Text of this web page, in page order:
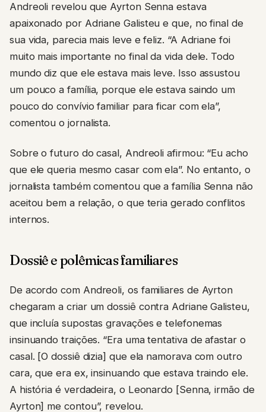
Andreoli revelou que Ayrton Senna estava
apaixonado por Adriane Galisteu e que, no final de
sua vida, parecia mais leve e feliz. “A Adriane foi
muito mais importante no final da vida dele. Todo
mundo diz que ele estava mais leve. Isso assustou
um pouco a família, porque ele estava saindo um
pouco do convívio familiar para ficar com ela”,
comentou o jornalista.
Sobre o futuro do casal, Andreoli afirmou: “Eu acho
que ele queria mesmo casar com ela”. No entanto, o
jornalista também comentou que a família Senna não
aceitou bem a relação, o que teria gerado conflitos
internos.
Dossiê e polêmicas familiares
De acordo com Andreoli, os familiares de Ayrton
chegaram a criar um dossiê contra Adriane Galisteu,
que incluía supostas gravações e telefonemas
insinuando traições. “Era uma tentativa de afastar o
casal. [O dossiê dizia] que ela namorava com outro
cara, que era ex, insinuando que estava traindo ele.
A história é verdadeira, o Leonardo [Senna, irmão de
Ayrton] me contou”, revelou.